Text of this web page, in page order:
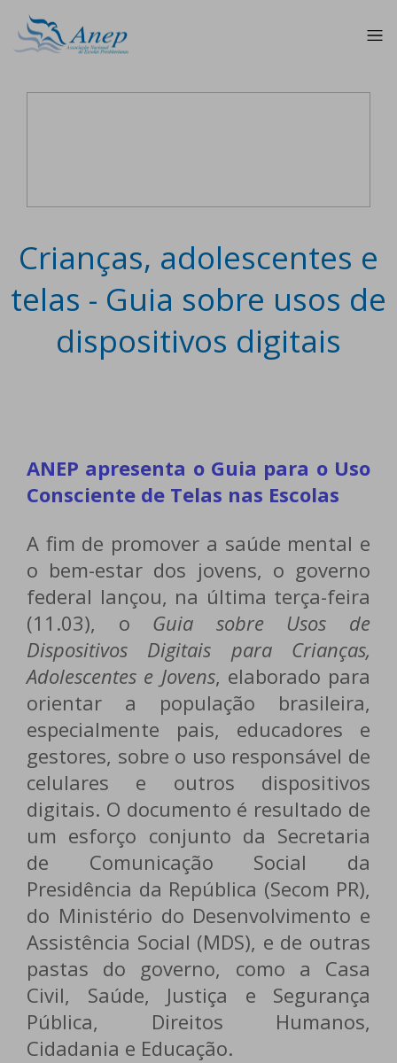
Crianças, adolescentes e
telas - Guia sobre usos de
dispositivos digitais
ANEP apresenta o Guia para o Uso
Consciente de Telas nas Escolas
A fim de promover a saúde mental e
o bem-estar dos jovens, o governo
federal lançou, na última terça-feira
(11.03), o Guia sobre Usos de
Dispositivos Digitais para Crianças,
Adolescentes e Jovens, elaborado para
orientar a população brasileira,
especialmente pais, educadores e
gestores, sobre o uso responsável de
celulares e outros dispositivos
digitais. O documento é resultado de
um esforço conjunto da Secretaria
de Comunicação Social da
Presidência da República (Secom PR),
do Ministério do Desenvolvimento e
Assistência Social (MDS), e de outras
pastas do governo, como a Casa
Civil, Saúde, Justiça e Segurança
Pública, Direitos Humanos,
Cidadania e Educação.